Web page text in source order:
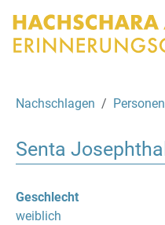
Nachschlagen Personen
Senta Josephthal
Geschlecht
weiblich